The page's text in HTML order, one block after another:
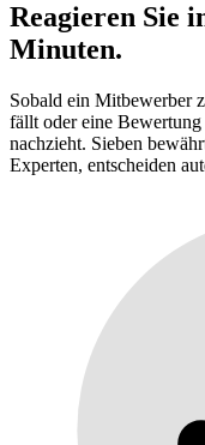
Reagieren Sie
Minuten.
Sobald ein Mitbewerber
fällt oder eine
nachzieht. Sieben
Experten, entscheiden